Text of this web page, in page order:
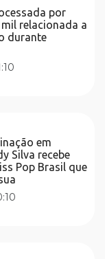
por
relacionada a
durante
em
Silva recebe
Pop Brasil que